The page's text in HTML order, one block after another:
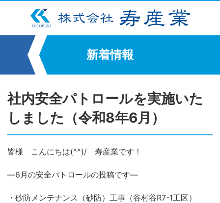
新着情報
社内安全パトロールを実施いた
しました（令和8年6月）
皆様 こんにちは(^^)/ 寿産業です！
―6月の安全パトロールの投稿です―
・砂防メンテナンス（砂防）工事（谷村谷R7-1工区）